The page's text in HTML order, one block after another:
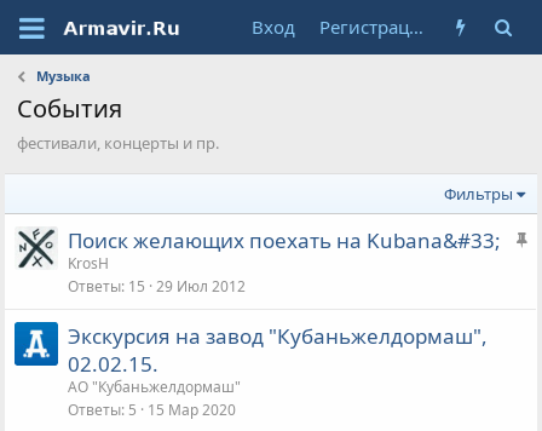
Вход Регистрация
Музыка
События
фестивали, концерты и пр.
Фильтры
З
Поиск желающих поехать на Kubana&#33;
KrosH
Ответы 15 29 Июл 2012
Экскурсия на завод "Кубаньжелдормаш",
02.02.15.
АО "Кубаньжелдормаш"
Ответы 5 15 Мар 2020